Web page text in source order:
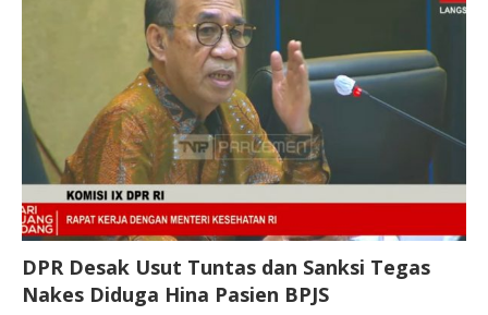
DPR Desak Usut Tuntas dan Sanksi Tegas
Nakes Diduga Hina Pasien BPJS